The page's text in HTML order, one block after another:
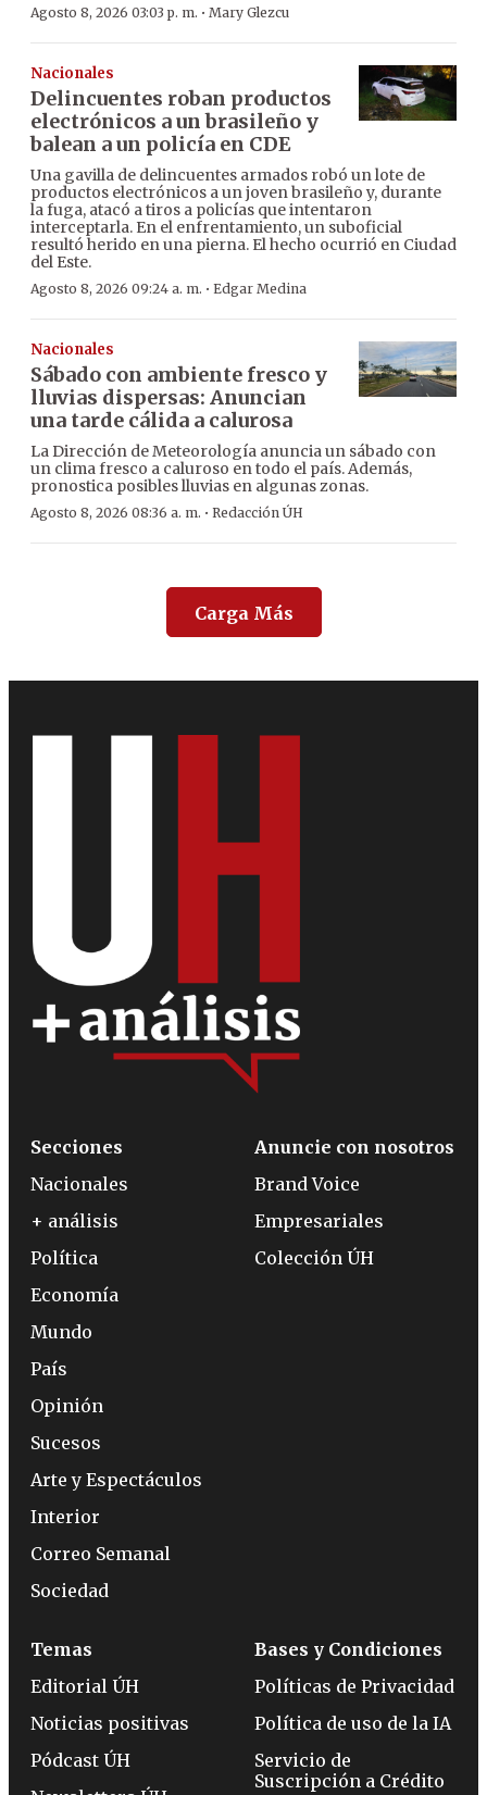
Agosto 8, 2026 03:03 p. m. · Mary Glezcu
Nacionales
Delincuentes roban productos
electrónicos a un brasileño y
balean a un policía en CDE
Una gavilla de delincuentes armados robó un lote de
productos electrónicos a un joven brasileño y, durante
la fuga, atacó a tiros a policías que intentaron
interceptarla. En el enfrentamiento, un suboficial
resultó herido en una pierna. El hecho ocurrió en Ciudad
del Este.
Agosto 8, 2026 09:24 a. m. · Edgar Medina
Nacionales
Sábado con ambiente fresco y
lluvias dispersas: Anuncian
una tarde cálida a calurosa
La Dirección de Meteorología anuncia un sábado con
un clima fresco a caluroso en todo el país. Además,
pronostica posibles lluvias en algunas zonas.
Agosto 8, 2026 08:36 a. m. · Redacción ÚH
Carga Más
Secciones
Nacionales
+ análisis
Política
Economía
Mundo
País
Opinión
Sucesos
Arte y Espectáculos
Interior
Correo Semanal
Sociedad
Anuncie con nosotros
Brand Voice
Empresariales
Colección ÚH
Temas
Editorial ÚH
Noticias positivas
Pódcast ÚH
Bases y Condiciones
Políticas de Privacidad
Política de uso de la IA
Servicio de
Suscripción a Crédito